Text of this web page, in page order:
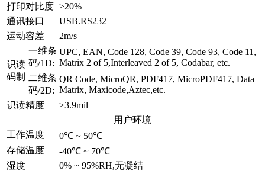
打印对比度 ≥20%
通讯接口
USB.RS232
运动容差
2m/s
识读
码制
一维条
码/1D:
UPC, EAN, Code 128, Code 39, Code 93, Code 11,
Matrix 2 of 5,Interleaved 2 of 5, Codabar, etc.
二维条
码/2D:
QR Code, MicroQR, PDF417, MicroPDF417, Data
Matrix, Maxicode,Aztec,etc.
识读精度
≥3.9mil
用户环境
工作温度
0℃ ~ 50℃
存储温度
-40℃ ~ 70℃
湿度
0% ~ 95%RH,无凝结